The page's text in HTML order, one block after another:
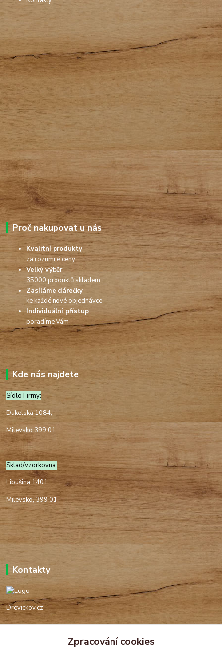
Proč nakupovat u nás
Kvalitní produkty
za rozumné ceny
Velký výběr
35000 produktů skladem
Zasíláme dárečky
ke každé nové objednávce
Individuální přístup
poradíme Vám
Kde nás najdete
Sídlo Firmy:
Dukelská 1084,
Milevsko 399 01
Sklad/vzorkovna:
Libušina 1401
Milevsko, 399 01
Kontakty
Drevickov.cz
+420 732 488 676Zpracování cookies